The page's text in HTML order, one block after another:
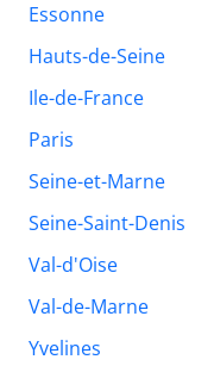
Essonne
Hauts-de-Seine
Ile-de-France
Paris
Seine-et-Marne
Seine-Saint-Denis
Val-d'Oise
Val-de-Marne
Yvelines